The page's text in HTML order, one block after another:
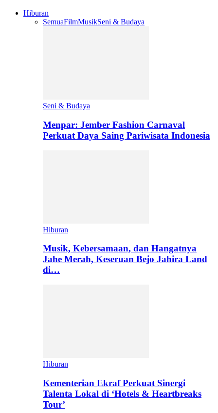
Hiburan
SemuaFilmMusikSeni & Budaya
Seni & Budaya
Menpar: Jember Fashion Carnaval
Perkuat Daya Saing Pariwisata Indonesia
Hiburan
Musik, Kebersamaan, dan Hangatnya
Jahe Merah, Keseruan Bejo Jahira Land
di…
Hiburan
Kementerian Ekraf Perkuat Sinergi
Talenta Lokal di ‘Hotels & Heartbreaks
Tour’